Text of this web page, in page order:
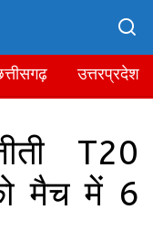
T20
मैच में 6
उत्तरप्रदेश